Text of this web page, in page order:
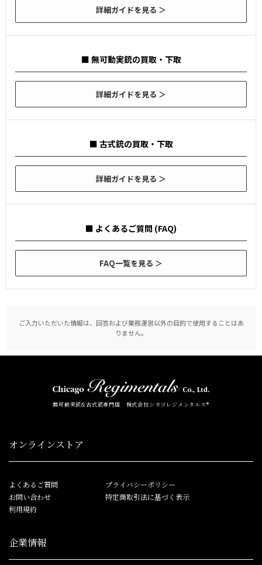
詳細ガイドを見る ＞
■ 無可動実銃の買取・下取
詳細ガイドを見る ＞
■ 古式銃の買取・下取
詳細ガイドを見る ＞
■ よくあるご質問 (FAQ)
FAQ一覧を見る ＞
ご入力いただいた情報は、回答および業務運営以外の目的で使用することはあ
りません。
無可動実銃&古式銃専門店 株式会社シカゴレジメンタルス®
オンラインストア
よくあるご質問
お問い合わせ
利用規約
プライバシーポリシー
特定商取引法に基づく表示
企業情報